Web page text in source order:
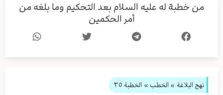
من خطبة له عليه السلام بعد التحكيم وما بلغه من
أمر الحكمين
نهج البلاغة » الخطب » الخطبة ٣٥